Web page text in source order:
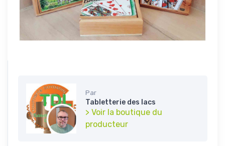
Par
Tabletterie des lacs
> Voir la boutique du
producteur